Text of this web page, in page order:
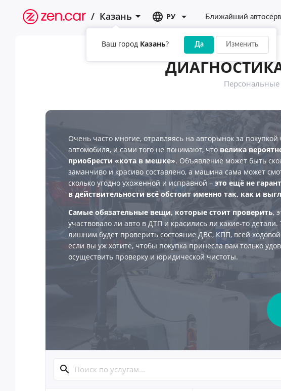
/ Казань
Ваш город Казань? Да Изменить
РУ Ближайший
Персональные
Очень часто многие, отравляясь на авторынок за покупкой
автомобиля, и сами того не понимают, что велика
приобрести «кота в мешке». Объявление может быть
заманчиво и красиво составлено, а машина сама может
сколько угодно ухоженной и исправной – это ещё не
в действительности всё обстоит именно так, как и
Самые обязательные вещи, которые стоит проверить,
участвовало ли авто в ДТП и красились ли какие-то детали.
лишним будет проверить состояние ДВС, КПП, всей
если вы уж хотите, чтобы покупка принесла вам только
осуществить проверку и юридической чистоты.